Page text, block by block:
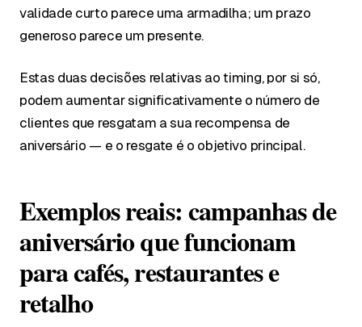
validade curto parece uma armadilha; um prazo
generoso parece um presente.
Estas duas decisões relativas ao timing, por si só,
podem aumentar significativamente o número de
clientes que resgatam a sua recompensa de
aniversário — e o resgate é o objetivo principal.
Exemplos reais: campanhas de
aniversário que funcionam
para cafés, restaurantes e
retalho